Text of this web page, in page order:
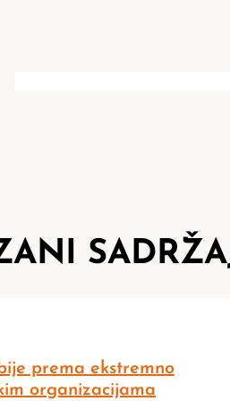
prema ekstremno
organizacijama